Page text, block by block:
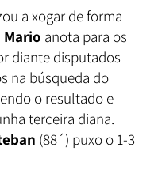
a xogar de forma
Mario anota para os
diante disputados
na búsqueda do
o resultado e
terceira diana.
(88´) puxo o 1-3